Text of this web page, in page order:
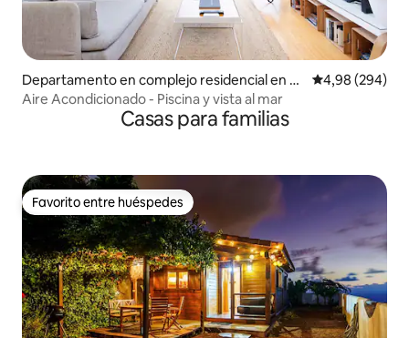
Departamento en complejo residencial en Sa
nta Cruz de Tenerife
Calificación
4,98 (294)
Aire Acondicionado - Piscina y vista al mar
Casas para familias
Favorito entre huéspedes
Favorito entre huéspedes